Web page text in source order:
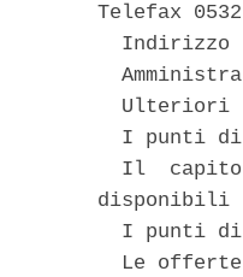
Telefax
Indirizzo
Ulteriori
I punti
Il
disponibili
I punti
Le